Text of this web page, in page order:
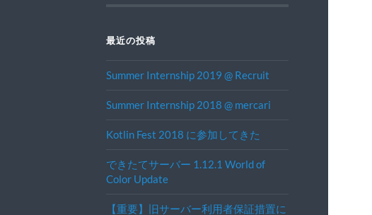
最近の投稿
Summer Internship 2019 @ Recruit
Summer Internship 2018 @ mercari
Kotlin Fest 2018 に参加してきた
できたてサーバー 1.12.1 World of
Color Update
【重要】旧サーバー利用者保証措置に